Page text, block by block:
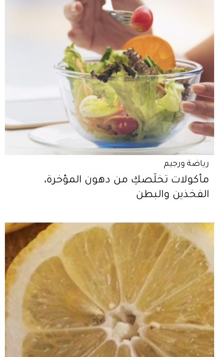
رياضة ورجيم
مأكولات تخلّصكِ من دهون المؤخرة،
الفخذين والبطن